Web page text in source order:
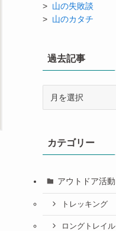
> 山の失敗談
> 山のカタチ
過去記事
カテゴリー
アウトドア活動
トレッキング
ロングトレイル